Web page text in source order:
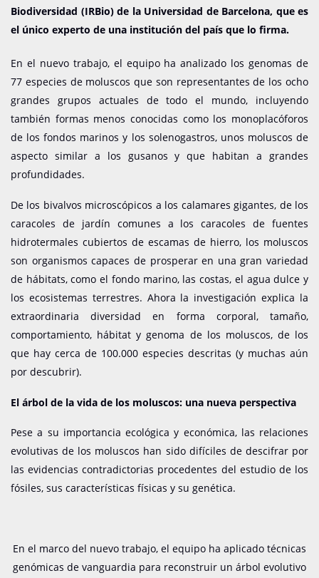
Biodiversidad (IRBio) de la Universidad de Barcelona, que es
el único experto de una institución del país que lo firma.
En el nuevo trabajo, el equipo ha analizado los genomas de
77 especies de moluscos que son representantes de los ocho
grandes grupos actuales de todo el mundo, incluyendo
también formas menos conocidas como los monoplacóforos
de los fondos marinos y los solenogastros, unos moluscos de
aspecto similar a los gusanos y que habitan a grandes
profundidades.
De los bivalvos microscópicos a los calamares gigantes, de los
caracoles de jardín comunes a los caracoles de fuentes
hidrotermales cubiertos de escamas de hierro, los moluscos
son organismos capaces de prosperar en una gran variedad
de hábitats, como el fondo marino, las costas, el agua dulce y
los ecosistemas terrestres. Ahora la investigación explica la
extraordinaria diversidad en forma corporal, tamaño,
comportamiento, hábitat y genoma de los moluscos, de los
que hay cerca de 100.000 especies descritas (y muchas aún
por descubrir).
El árbol de la vida de los moluscos: una nueva perspectiva
Pese a su importancia ecológica y económica, las relaciones
evolutivas de los moluscos han sido difíciles de descifrar por
las evidencias contradictorias procedentes del estudio de los
fósiles, sus características físicas y su genética.
En el marco del nuevo trabajo, el equipo ha aplicado técnicas
genómicas de vanguardia para reconstruir un árbol evolutivo